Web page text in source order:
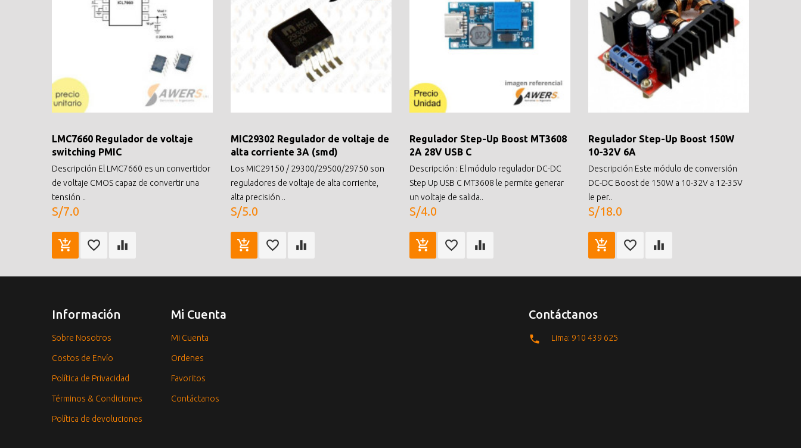
LMC7660 Regulador de voltaje
switching PMIC
Descripción El LMC7660 es un convertidor
de voltaje CMOS capaz de convertir una
tensión ..
S/7.0
MIC29302 Regulador de voltaje de
alta corriente 3A (smd)
Los MIC29150 / 29300/29500/29750 son
reguladores de voltaje de alta corriente,
alta precisión ..
S/5.0
Regulador Step-Up Boost MT3608
2A 28V USB C
Descripción : El módulo regulador DC-DC
Step Up USB C MT3608 le permite generar
un voltaje de salida..
S/4.0
Regulador Step-Up Boost 150W
10-32V 6A
Descripción Este módulo de conversión
DC-DC Boost de 150W a 10-32V a 12-35V
le per..
S/18.0
Información
Sobre Nosotros
Costos de Envío
Política de Privacidad
Términos & Condiciones
Política de devoluciones
Mi Cuenta
Mi Cuenta
Ordenes
Favoritos
Contáctanos
Contáctanos
Lima: 910 439 625